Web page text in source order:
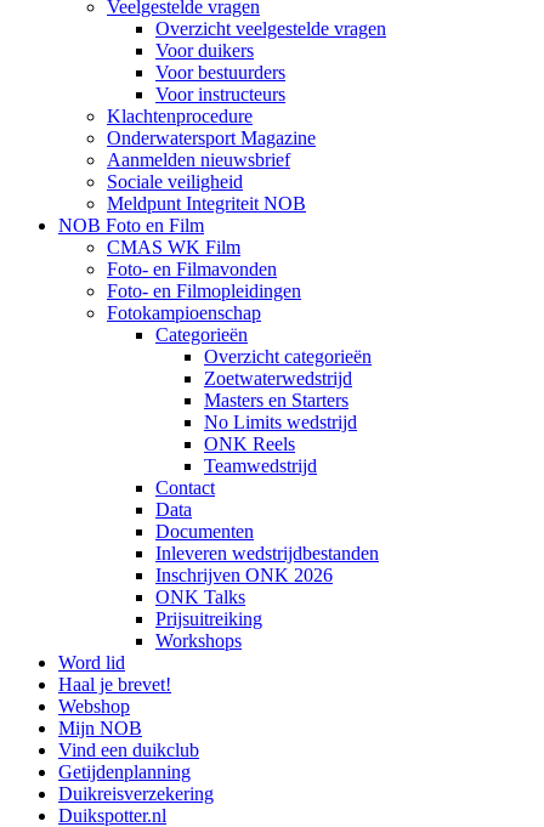
Veelgestelde vragen
Overzicht veelgestelde vragen
Voor duikers
Voor bestuurders
Voor instructeurs
Klachtenprocedure
Onderwatersport Magazine
Aanmelden nieuwsbrief
Sociale veiligheid
Meldpunt Integriteit NOB
NOB Foto en Film
CMAS WK Film
Foto- en Filmavonden
Foto- en Filmopleidingen
Fotokampioenschap
Categorieën
Overzicht categorieën
Zoetwaterwedstrijd
Masters en Starters
No Limits wedstrijd
ONK Reels
Teamwedstrijd
Contact
Data
Documenten
Inleveren wedstrijdbestanden
Inschrijven ONK 2026
ONK Talks
Prijsuitreiking
Workshops
Word lid
Haal je brevet!
Webshop
Mijn NOB
Vind een duikclub
Getijdenplanning
Duikreisverzekering
Duikspotter.nl